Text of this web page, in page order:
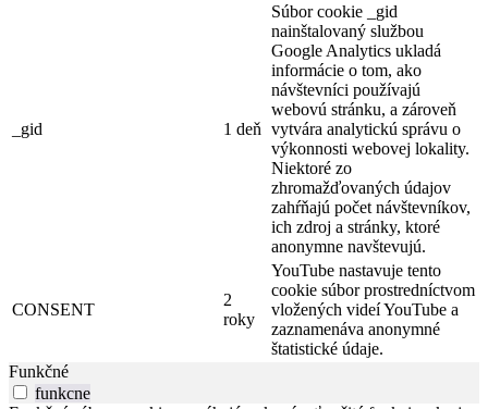
_gid 1 deň
Súbor cookie _gid
nainštalovaný službou
Google Analytics ukladá
informácie o tom, ako
návštevníci používajú
webovú stránku, a zároveň
vytvára analytickú správu o
výkonnosti webovej lokality.
Niektoré zo
zhromažďovaných údajov
zahŕňajú počet návštevníkov,
ich zdroj a stránky, ktoré
anonymne navštevujú.
CONSENT
2
roky
YouTube nastavuje tento
cookie súbor prostredníctvom
vložených videí YouTube a
zaznamenáva anonymné
štatistické údaje.
Funkčné
funkcne